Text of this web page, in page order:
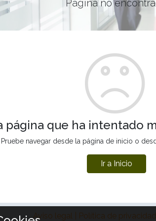
Página no
página que ha intentado
Pruebe navegar desde la página de inicio o
Ir a Inicio
Aviso legal | Política de